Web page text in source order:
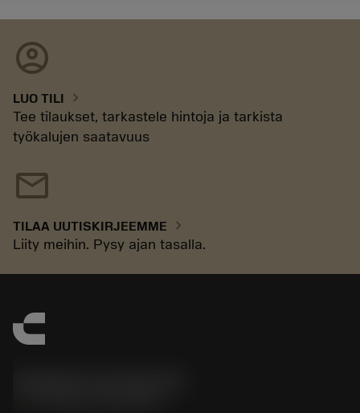
account_circle
LUO TILI chevron_right
Tee tilaukset, tarkastele hintoja ja tarkista
työkalujen saatavuus
mail
TILAA UUTISKIRJEEMME chevron_right
Liity meihin. Pysy ajan tasalla.